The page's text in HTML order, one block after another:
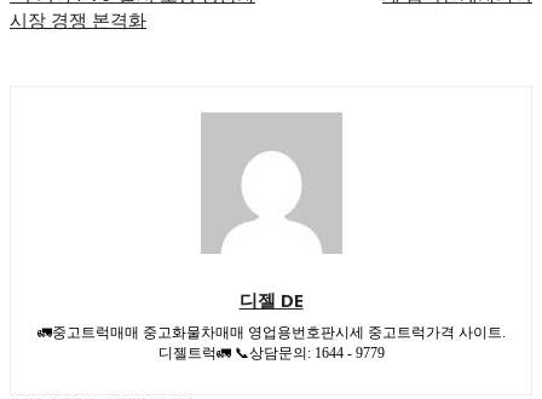
시장 경쟁 본격화
디젤 DE
🚛중고트럭매매 중고화물차매매 영업용번호판시세 중고트럭가격 사이트.
디젤트럭🚛 📞상담문의: 1644 - 9779